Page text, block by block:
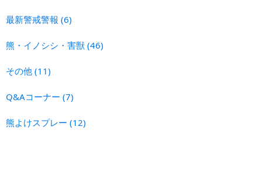
最新警戒警報 (6)
熊・イノシシ・害獣 (46)
その他 (11)
Q&Aコーナー (7)
熊よけスプレー (12)